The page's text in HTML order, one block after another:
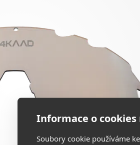
Informace o
Soubory cookie používáme